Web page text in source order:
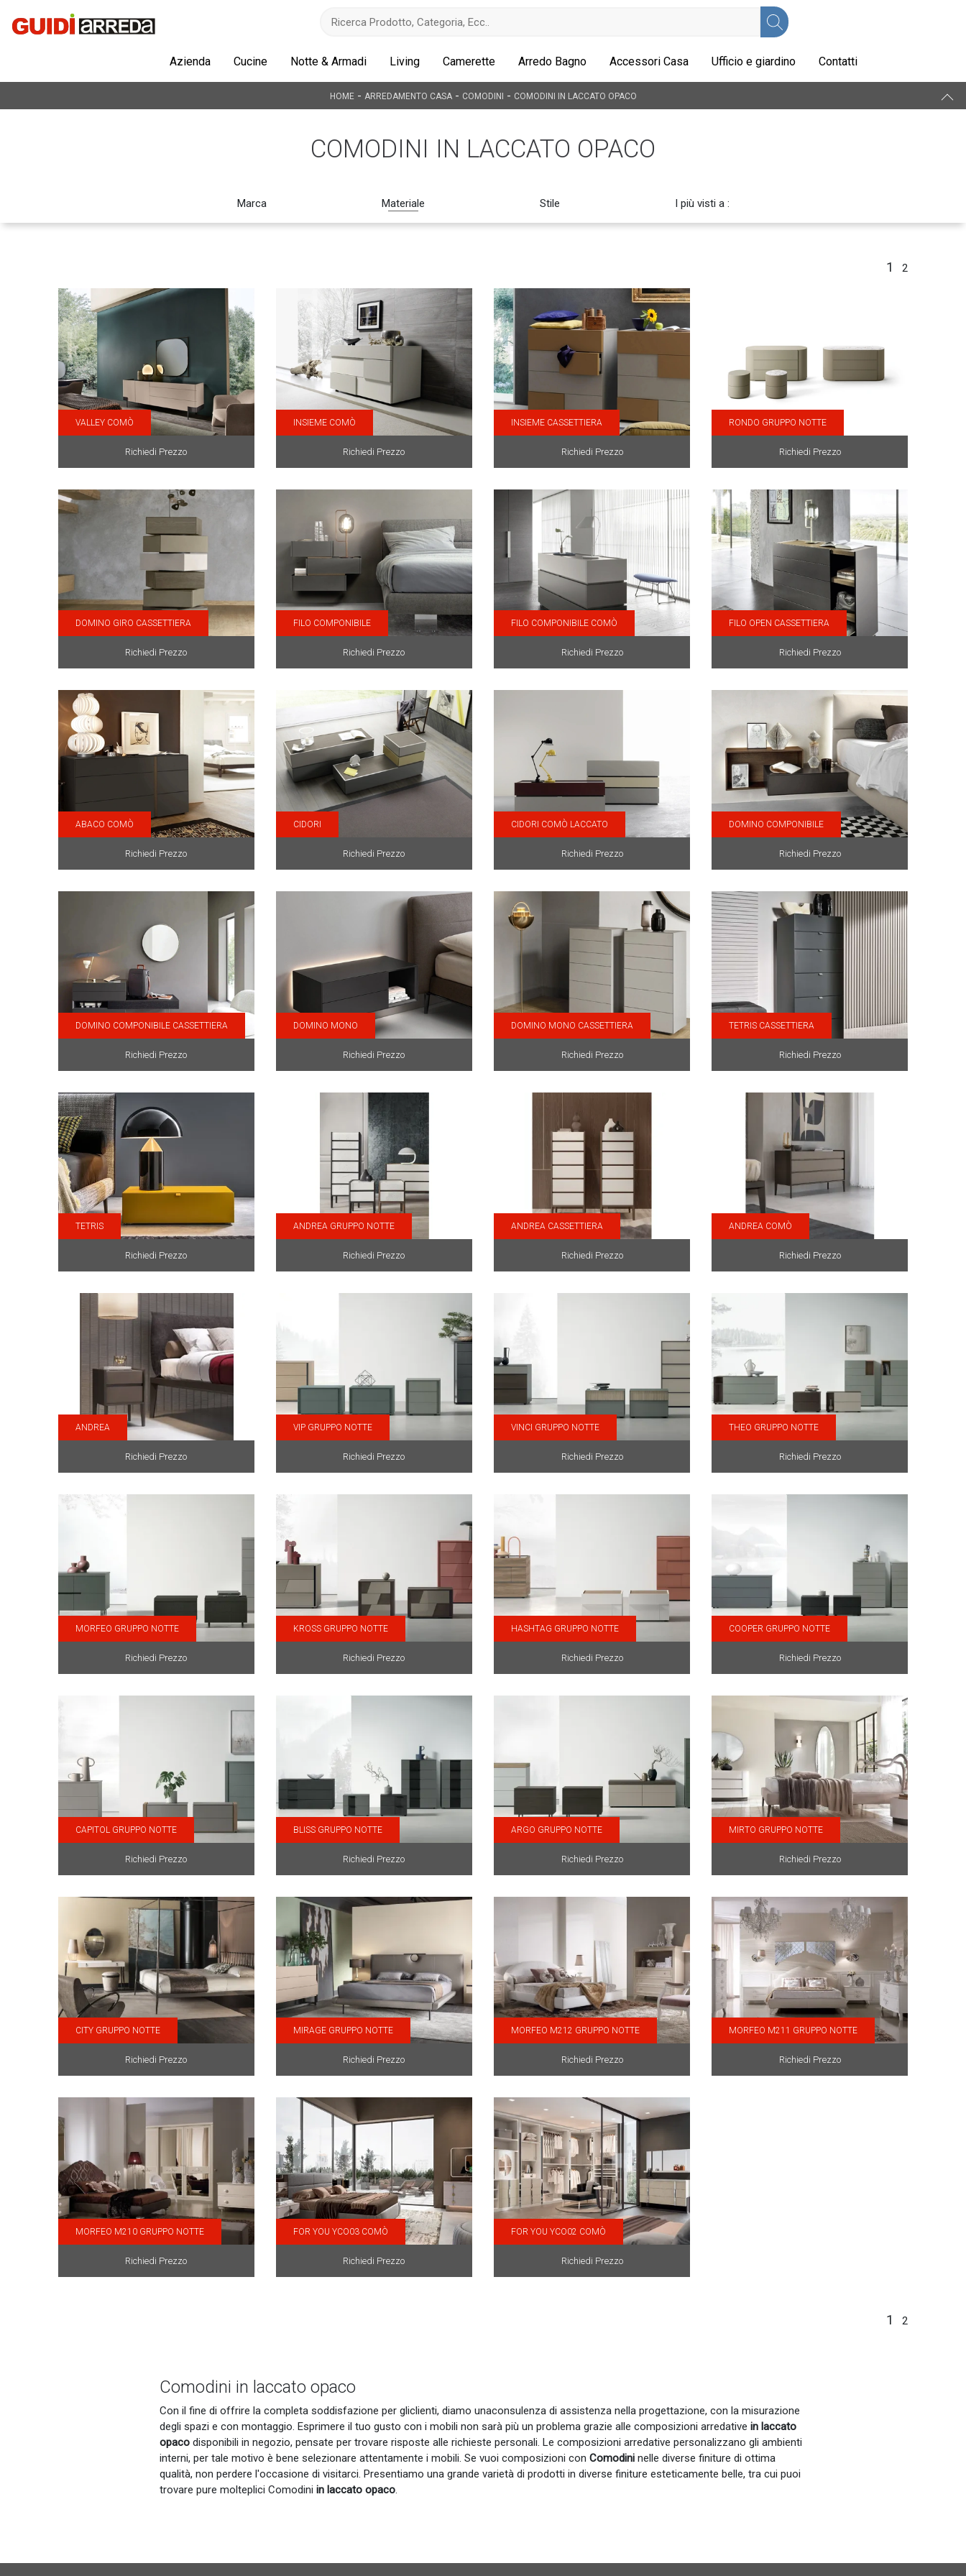
Azienda Cucine Notte & Armadi Living Camerette Arredo Bagno Accessori Casa Ufficio e giardino Contatti
HOME- ARREDAMENTO CASA- COMODINI - COMODINI IN LACCATO OPACO
COMODINI IN LACCATO OPACO
Marca Materiale Stile I più visti a :
1 2
VALLEY COMÒ
Richiedi Prezzo
INSIEME COMÒ
Richiedi Prezzo
INSIEME CASSETTIERA
Richiedi Prezzo
RONDO GRUPPO NOTTE
Richiedi Prezzo
DOMINO GIRO CASSETTIERA
Richiedi Prezzo
FILO COMPONIBILE
Richiedi Prezzo
FILO COMPONIBILE COMÒ
Richiedi Prezzo
FILO OPEN CASSETTIERA
Richiedi Prezzo
ABACO COMÒ
Richiedi Prezzo
CIDORI
Richiedi Prezzo
CIDORI COMÒ LACCATO
Richiedi Prezzo
DOMINO COMPONIBILE
Richiedi Prezzo
DOMINO COMPONIBILE CASSETTIERA
Richiedi Prezzo
DOMINO MONO
Richiedi Prezzo
DOMINO MONO CASSETTIERA
Richiedi Prezzo
TETRIS CASSETTIERA
Richiedi Prezzo
TETRIS
Richiedi Prezzo
ANDREA GRUPPO NOTTE
Richiedi Prezzo
ANDREA CASSETTIERA
Richiedi Prezzo
ANDREA COMÒ
Richiedi Prezzo
ANDREA
Richiedi Prezzo
VIP GRUPPO NOTTE
Richiedi Prezzo
VINCI GRUPPO NOTTE
Richiedi Prezzo
THEO GRUPPO NOTTE
Richiedi Prezzo
MORFEO GRUPPO NOTTE
Richiedi Prezzo
KROSS GRUPPO NOTTE
Richiedi Prezzo
HASHTAG GRUPPO NOTTE
Richiedi Prezzo
COOPER GRUPPO NOTTE
Richiedi Prezzo
CAPITOL GRUPPO NOTTE
Richiedi Prezzo
BLISS GRUPPO NOTTE
Richiedi Prezzo
ARGO GRUPPO NOTTE
Richiedi Prezzo
MIRTO GRUPPO NOTTE
Richiedi Prezzo
CITY GRUPPO NOTTE
Richiedi Prezzo
MIRAGE GRUPPO NOTTE
Richiedi Prezzo
MORFEO M212 GRUPPO NOTTE
Richiedi Prezzo
MORFEO M211 GRUPPO NOTTE
Richiedi Prezzo
MORFEO M210 GRUPPO NOTTE
Richiedi Prezzo
FOR YOU YCO03 COMÒ
Richiedi Prezzo
FOR YOU YCO02 COMÒ
Richiedi Prezzo
1 2
Comodini in laccato opaco
Con il fine di offrire la completa soddisfazione per gliclienti, diamo unaconsulenza di assistenza nella progettazione, con la misurazione
degli spazi e con montaggio. Esprimere il tuo gusto con i mobili non sarà più un problema grazie alle composizioni arredative in laccato
opaco disponibili in negozio, pensate per trovare risposte alle richieste personali. Le composizioni arredative personalizzano gli ambienti
interni, per tale motivo è bene selezionare attentamente i mobili. Se vuoi composizioni con Comodini nelle diverse finiture di ottima
qualità, non perdere l'occasione di visitarci. Presentiamo una grande varietà di prodotti in diverse finiture esteticamente belle, tra cui puoi
trovare pure molteplici Comodini in laccato opaco